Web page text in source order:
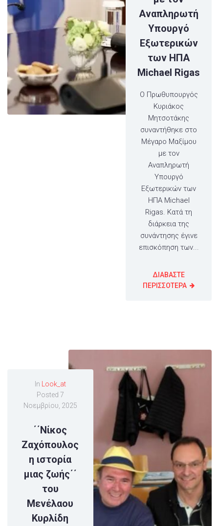
Αναπληρωτή
Υπουργό
Εξωτερικών
των ΗΠΑ
Michael Rigas
Ο Πρωθυπουργός
Κυριάκος
Μητσοτάκης
συναντήθηκε στο
Μέγαρο Μαξίμου
με τον
Αναπληρωτή
Υπουργό
Εξωτερικών των
ΗΠΑ Michael
Rigas. Κατά τη
διάρκεια της
συνάντησης έγινε
επισκόπηση των...
ΔΙΑΒΑΣΤΕ
ΠΕΡΙΣΣΟΤΕΡΑ
In Look_at
Posted 7
Νοεμβρίου, 2025
΄΄Νίκος
Ζαχόπουλος
η ιστορία
μιας ζωής΄΄
του
Μενέλαου
Κυρλίδη